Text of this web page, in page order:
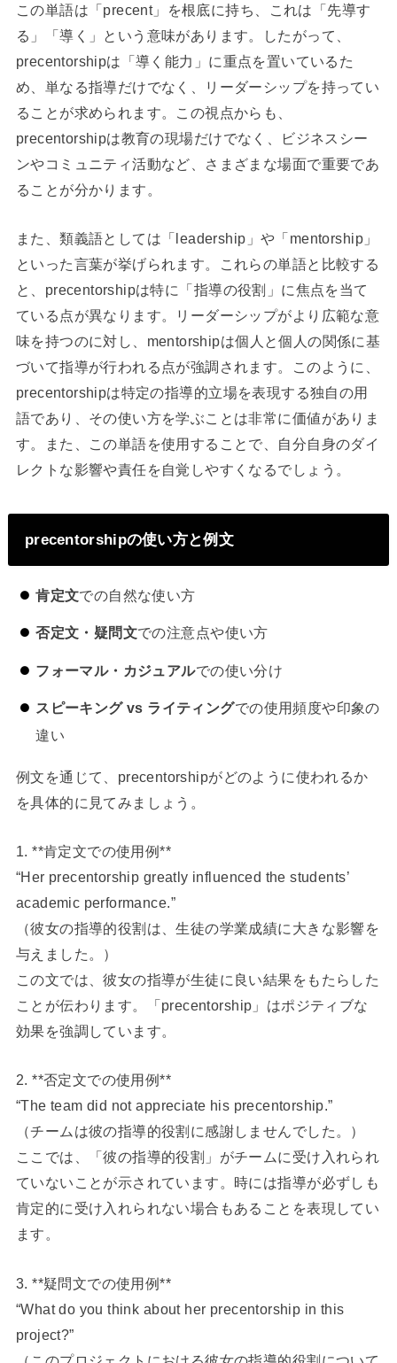
この単語は「precent」を根底に持ち、これは「先導す
る」「導く」という意味があります。したがって、
precentorshipは「導く能力」に重点を置いているた
め、単なる指導だけでなく、リーダーシップを持ってい
ることが求められます。この視点からも、
precentorshipは教育の現場だけでなく、ビジネスシー
ンやコミュニティ活動など、さまざまな場面で重要であ
ることが分かります。
また、類義語としては「leadership」や「mentorship」
といった言葉が挙げられます。これらの単語と比較する
と、precentorshipは特に「指導の役割」に焦点を当て
ている点が異なります。リーダーシップがより広範な意
味を持つのに対し、mentorshipは個人と個人の関係に基
づいて指導が行われる点が強調されます。このように、
precentorshipは特定の指導的立場を表現する独自の用
語であり、その使い方を学ぶことは非常に価値がありま
す。また、この単語を使用することで、自分自身のダイ
レクトな影響や責任を自覚しやすくなるでしょう。
precentorshipの使い方と例文
肯定文での自然な使い方
否定文・疑問文での注意点や使い方
フォーマル・カジュアルでの使い分け
スピーキング vs ライティングでの使用頻度や印象の
違い
例文を通じて、precentorshipがどのように使われるか
を具体的に見てみましょう。
1. **肯定文での使用例**
“Her precentorship greatly influenced the students’
academic performance.”
（彼女の指導的役割は、生徒の学業成績に大きな影響を
与えました。）
この文では、彼女の指導が生徒に良い結果をもたらした
ことが伝わります。「precentorship」はポジティブな
効果を強調しています。
2. **否定文での使用例**
“The team did not appreciate his precentorship.”
（チームは彼の指導的役割に感謝しませんでした。）
ここでは、「彼の指導的役割」がチームに受け入れられ
ていないことが示されています。時には指導が必ずしも
肯定的に受け入れられない場合もあることを表現してい
ます。
3. **疑問文での使用例**
“What do you think about her precentorship in this
project?”